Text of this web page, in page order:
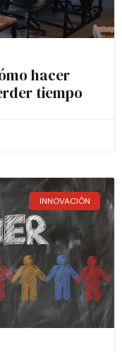
hacer
tiempo
INNOVACIÓN